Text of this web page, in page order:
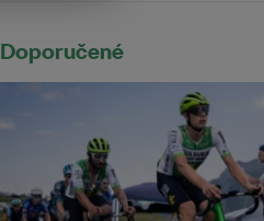
Doporučené